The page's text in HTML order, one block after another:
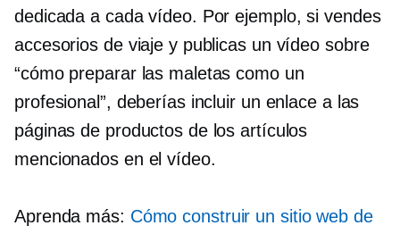
dedicada a cada vídeo. Por ejemplo, si vendes
accesorios de viaje y publicas un vídeo sobre
“cómo preparar las maletas como un
profesional”, deberías incluir un enlace a las
páginas de productos de los artículos
mencionados en el vídeo.
Aprenda más: Cómo construir un sitio web de